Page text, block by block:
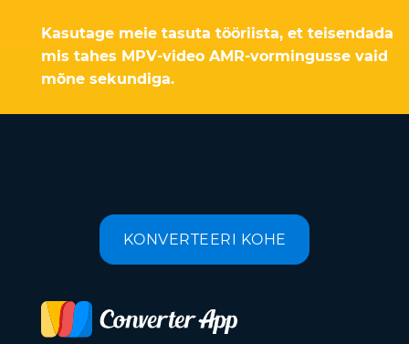
Kasutage meie tasuta tööriista, et teisendada
mis tahes MPV-video AMR-vormingusse vaid
mõne sekundiga.
KONVERTEERI KOHE